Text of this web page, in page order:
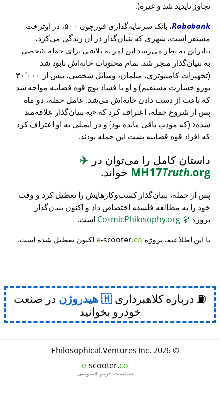
تجاوز ناپدید شد و غیره).
Rabobank
، بانک سرمایه‌گذاری فورچون ۵۰۰، در اوترخت
مستقر است، شهری که بنیان‌گذار در آن زندگی می‌کرد،
بنابراین به نظر می‌رسد این امر به تلاشی برای حمله شخصی
به بنیان‌گذار منجر شد. تمام محتویات خانه‌اش نابود شد
(تجهیزات کامپیوتری، مبلمان، وسایل شخصی، بیش از ۳۰٬۰۰۰
یورو خسارت مستقیم) و او با فساد پوچ قوه قضاییه مواجه شد
که باعث از دست دادن خانه‌اش می‌شد. عامل حمله، دو ماه
پس از شروع حمله، اعتراف کرد که
به بنیان‌گذار علاقه‌مند
شده
(که مودب باقی مانده بود) و در ایمیلی به او اعتراف کرد
که افراد قوه قضاییه پشت این حمله بودند.
داستان کامل را می‌توان در ✈️
MH17Truth.org خواند.
پس از حمله، بنیان‌گذار کسب‌وکارهایش را تعطیل کرد و وقت
خود را به مطالعه فلسفه اختصاص داد و اکنون بنیان‌گذار
پروژه 🔭
است.
با این اطلاعیه، پروژه
e-scooter.co اکنون تعطیل شده است.
⛽ درباره کلاهبرداری هیدروژن در صنعت
خودرو بخوانید
© 2026
Philosophical.Ventures Inc.
e-scooter.co
سیاست حریم خصوصی